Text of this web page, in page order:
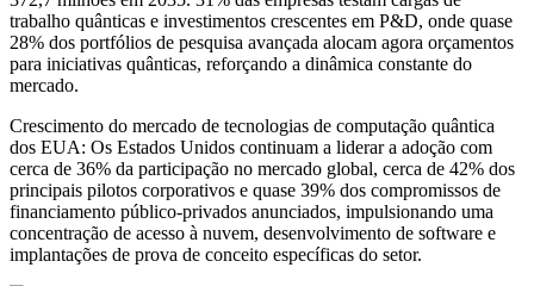
trabalho quânticas e investimentos crescentes em P&D, onde quase
28% dos portfólios de pesquisa avançada alocam agora orçamentos
para iniciativas quânticas, reforçando a dinâmica constante do
mercado.
Crescimento do mercado de tecnologias de computação quântica
dos EUA: Os Estados Unidos continuam a liderar a adoção com
cerca de 36% da participação no mercado global, cerca de 42% dos
principais pilotos corporativos e quase 39% dos compromissos de
financiamento público-privados anunciados, impulsionando uma
concentração de acesso à nuvem, desenvolvimento de software e
implantações de prova de conceito específicas do setor.